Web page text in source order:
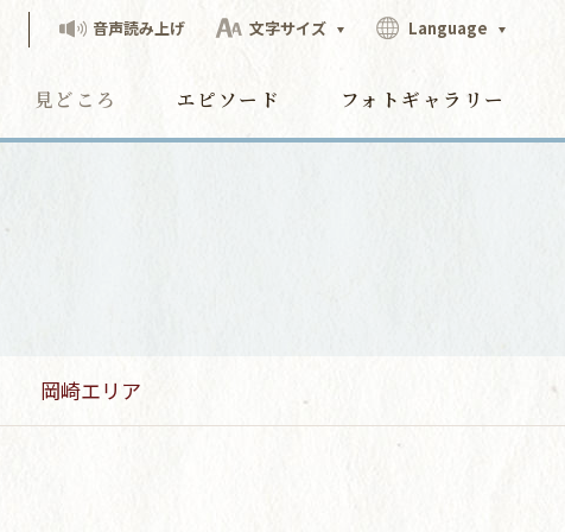
音声読み上げ 文字サイズ Language
見どころ エピソード フォトギャラリー
岡崎エリア